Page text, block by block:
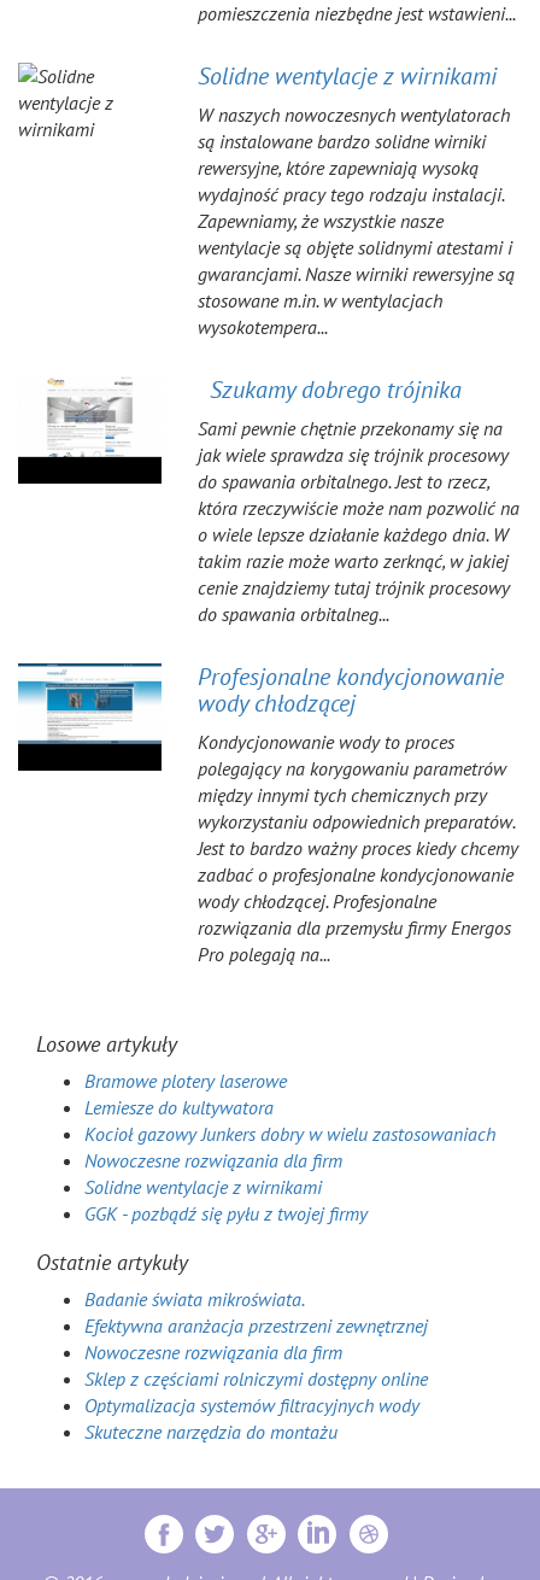
pomieszczenia niezbędne jest wstawieni...
Solidne wentylacje z wirnikami
W naszych nowoczesnych wentylatorach
są instalowane bardzo solidne wirniki
rewersyjne, które zapewniają wysoką
wydajność pracy tego rodzaju instalacji.
Zapewniamy, że wszystkie nasze
wentylacje są objęte solidnymi atestami i
gwarancjami. Nasze wirniki rewersyjne są
stosowane m.in. w wentylacjach
wysokotempera...
Szukamy dobrego trójnika
Sami pewnie chętnie przekonamy się na
jak wiele sprawdza się trójnik procesowy
do spawania orbitalnego. Jest to rzecz,
która rzeczywiście może nam pozwolić na
o wiele lepsze działanie każdego dnia. W
takim razie może warto zerknąć, w jakiej
cenie znajdziemy tutaj trójnik procesowy
do spawania orbitalneg...
Profesjonalne kondycjonowanie
wody chłodzącej
Kondycjonowanie wody to proces
polegający na korygowaniu parametrów
między innymi tych chemicznych przy
wykorzystaniu odpowiednich preparatów.
Jest to bardzo ważny proces kiedy chcemy
zadbać o profesjonalne kondycjonowanie
wody chłodzącej. Profesjonalne
rozwiązania dla przemysłu firmy Energos
Pro polegają na...
Losowe artykuły
Bramowe plotery laserowe
Lemiesze do kultywatora
Kocioł gazowy Junkers dobry w wielu zastosowaniach
Nowoczesne rozwiązania dla firm
Solidne wentylacje z wirnikami
GGK - pozbądź się pyłu z twojej firmy
Ostatnie artykuły
Badanie świata mikroświata.
Efektywna aranżacja przestrzeni zewnętrznej
Nowoczesne rozwiązania dla firm
Sklep z częściami rolniczymi dostępny online
Optymalizacja systemów filtracyjnych wody
Skuteczne narzędzia do montażu